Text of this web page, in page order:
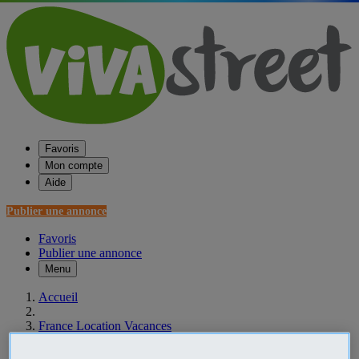
Favoris
Mon compte
Aide
Publier une annonce
Favoris
Publier une annonce
Menu
Accueil
France Location Vacances